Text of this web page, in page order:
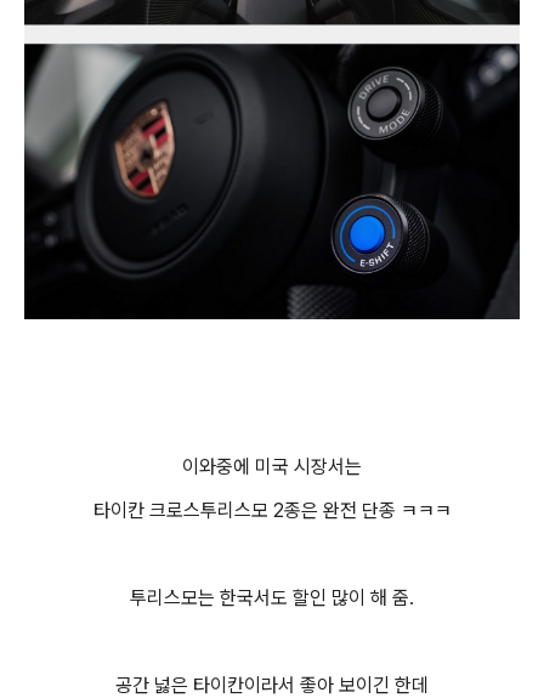
이와중에 미국 시장서는
타이칸 크로스투리스모 2종은 완전 단종 ㅋㅋㅋ
투리스모는 한국서도 할인 많이 해 줌.
공간 넗은 타이칸이라서 좋아 보이긴 한데